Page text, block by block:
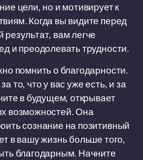
цели, но и мотивирует к
Когда вы видите перед
вам легче
и преодолевать трудности.
помнить о благодарности.
то, что у вас уже есть, и за
в будущем, открывает
возможностей. Она
сознание на позитивный
в вашу жизнь больше того,
благодарным. Начните